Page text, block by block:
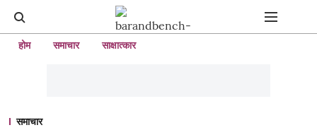
होम समाचार साक्षात्कार
समाचार